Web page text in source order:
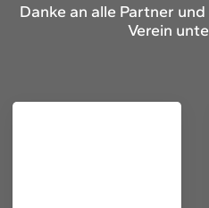
Danke an alle Partner
Verein